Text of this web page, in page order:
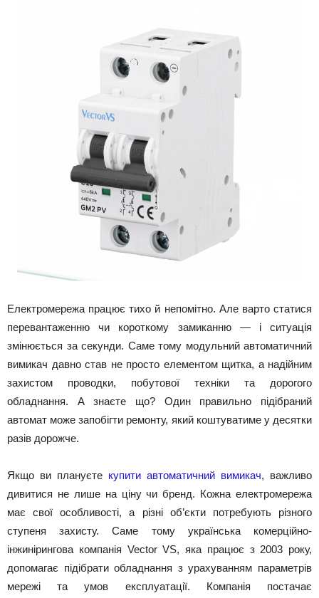
Електромережа працює тихо й непомітно. Але варто статися
перевантаженню чи короткому замиканню — і ситуація
змінюється за секунди. Саме тому модульний автоматичний
вимикач давно став не просто елементом щитка, а надійним
захистом проводки, побутової техніки та дорогого
обладнання. А знаєте що? Один правильно підібраний
автомат може запобігти ремонту, який коштуватиме у десятки
разів дорожче.
Якщо ви плануєте купити автоматичний вимикач, важливо
дивитися не лише на ціну чи бренд. Кожна електромережа
має свої особливості, а різні об’єкти потребують різного
ступеня захисту. Саме тому українська комерційно-
інжинірингова компанія Vector VS, яка працює з 2003 року,
допомагає підібрати обладнання з урахуванням параметрів
мережі та умов експлуатації. Компанія постачає